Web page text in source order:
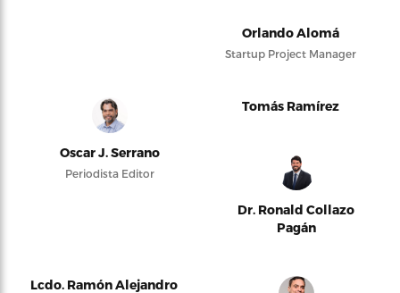
Orlando Alomá
Startup Project Manager
Oscar J. Serrano
Periodista Editor
Tomás Ramírez
Dr. Ronald Collazo
Pagán
Lcdo. Ramón Alejandro